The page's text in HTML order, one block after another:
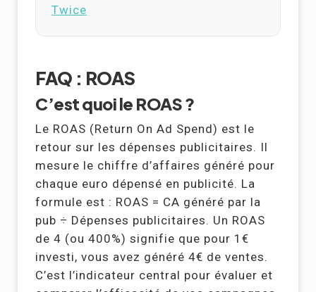
Twice
FAQ : ROAS
C’est quoi le ROAS ?
Le ROAS (Return On Ad Spend) est le
retour sur les dépenses publicitaires. Il
mesure le chiffre d’affaires généré pour
chaque euro dépensé en publicité. La
formule est : ROAS = CA généré par la
pub ÷ Dépenses publicitaires. Un ROAS
de 4 (ou 400%) signifie que pour 1€
investi, vous avez généré 4€ de ventes.
C’est l’indicateur central pour évaluer et